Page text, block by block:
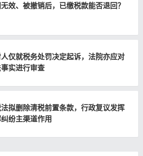
效、被撤销后，已缴税款能否退回？
仅就税务处罚决定起诉，法院亦应对
实进行审查
拟删除清税前置条款，行政复议发挥
纷主渠道作用